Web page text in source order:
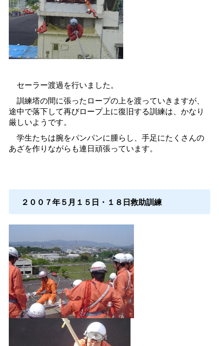
セーラー渡過を行いました。
訓練塔の間に張ったロープの上を渡っていきますが、
途中で落下して再びロープ上に復旧する訓練は、かなり
厳しいようです。
学生たちは腕をパンパンに腫らし、手足にたくさんの
あざを作りながらも連日頑張っています。
２００７年５月１５日・１８日救助訓練